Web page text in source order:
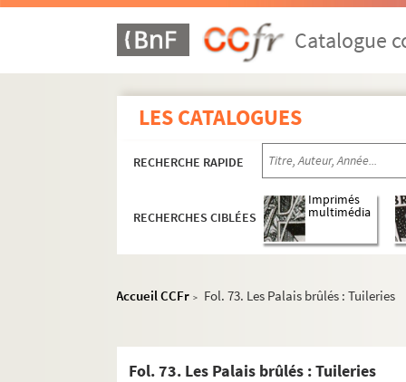
Catalogue
LES CATALOGUES
RECHERCHE RAPIDE
RECHERCHES CIBLÉES
Imprimés
multimédia
Accueil CCFr > Fol. 73. Les Palais brûlés : Tuileries
Fol. 73. Les Palais brûlés : Tuileries